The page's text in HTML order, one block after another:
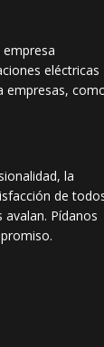
eléctricas
empresas,
la
de
Pídanos